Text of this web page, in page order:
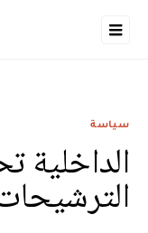
سياسة
الداخلية
الترشيحات